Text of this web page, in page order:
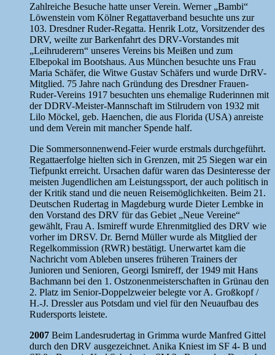
Zahlreiche Besuche hatte unser Verein. Werner „Bambi“
Löwenstein vom Kölner Regattaverband besuchte uns zur
103. Dresdner Ruder-Regatta. Henrik Lotz, Vorsitzender des
DRV, weilte zur Barkenfahrt des DRV-Vorstandes mit
„Leihruderern“ unseres Vereins bis Meißen und zum
Elbepokal im Bootshaus. Aus München besuchte uns Frau
Maria Schäfer, die Witwe Gustav Schäfers und wurde DrRV-
Mitglied. 75 Jahre nach Gründung des Dresdner Frauen-
Ruder-Vereins 1917 besuchten uns ehemalige Ruderinnen mit
der DDRV-Meister-Mannschaft im Stilrudern von 1932 mit
Lilo Möckel, geb. Haenchen, die aus Florida (USA) anreiste
und dem Verein mit mancher Spende half.
Die Sommersonnenwend-Feier wurde erstmals durchgeführt.
Regattaerfolge hielten sich in Grenzen, mit 25 Siegen war ein
Tiefpunkt erreicht. Ursachen dafür waren das Desinteresse der
meisten Jugendlichen am Leistungssport, der auch politisch in
der Kritik stand und die neuen Reisemöglichkeiten. Beim 21.
Deutschen Rudertag in Magdeburg wurde Dieter Lembke in
den Vorstand des DRV für das Gebiet „Neue Vereine“
gewählt, Frau A. Ismireff wurde Ehrenmitglied des DRV wie
vorher im DRSV. Dr. Bernd Müller wurde als Mitglied der
Regelkommission (RWR) bestätigt. Unerwartet kam die
Nachricht vom Ableben unseres früheren Trainers der
Junioren und Senioren, Georgi Ismireff, der 1949 mit Hans
Bachmann bei den 1. Ostzonenmeisterschaften in Grünau den
2. Platz im Senior-Doppelzweier belegte vor A. Großkopf /
H.-J. Dressler aus Potsdam und viel für den Neuaufbau des
Rudersports leistete.
2007 Beim Landesrudertag in Grimma wurde Manfred Gittel
durch den DRV ausgezeichnet. Anika Kniest im SF 4- B und